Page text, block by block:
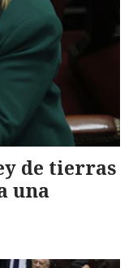
de tierras
una